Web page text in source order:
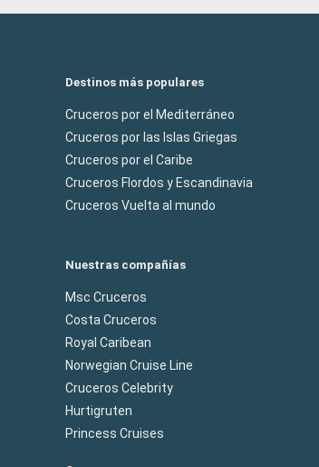
Destinos más populares
Cruceros por el Mediterráneo
Cruceros por las Islas Griegas
Cruceros por el Caribe
Cruceros Flordos y Escandinavia
Cruceros Vuelta al mundo
Nuestras compañías
Msc Cruceros
Costa Cruceros
Royal Caribean
Norwegian Cruise Line
Cruceros Celebrity
Hurtigruten
Princess Cruises